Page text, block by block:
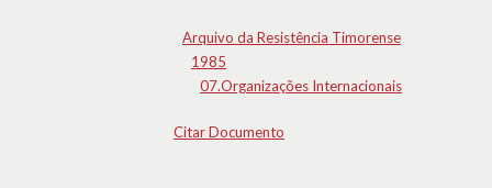
Arquivo da Resistência Timorense
1985
07.Organizações Internacionais
Citar Documento